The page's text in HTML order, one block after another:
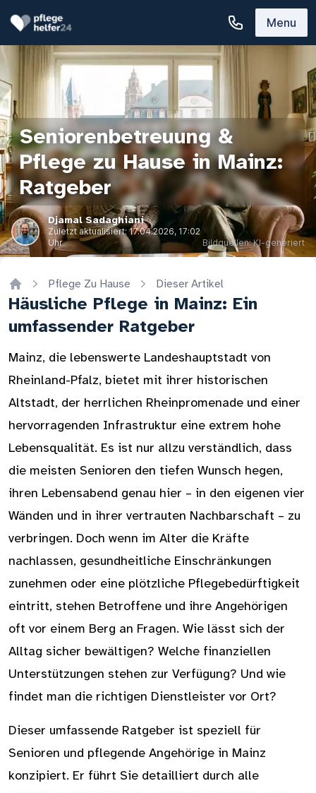
Menu
Seniorenbetreuung &
Pflege zu Hause in Mainz:
Ratgeber
Djamal Sadaghiani
Zuletzt aktualisiert:17.04.2026, 17:02
Uhr
Bildquellen: KI-generiert
Home
Pflege Zu Hause Dieser Artikel
Häusliche Pflege in Mainz: Ein
umfassender Ratgeber
Mainz, die lebenswerte Landeshauptstadt von
Rheinland-Pfalz, bietet mit ihrer historischen
Altstadt, der herrlichen Rheinpromenade und einer
hervorragenden Infrastruktur eine extrem hohe
Lebensqualität. Es ist nur allzu verständlich, dass
die meisten Senioren den tiefen Wunsch hegen,
ihren Lebensabend genau hier – in den eigenen vier
Wänden und in ihrer vertrauten Nachbarschaft – zu
verbringen. Doch wenn im Alter die Kräfte
nachlassen, gesundheitliche Einschränkungen
zunehmen oder eine plötzliche Pflegebedürftigkeit
eintritt, stehen Betroffene und ihre Angehörigen
oft vor einem Berg an Fragen. Wie lässt sich der
Alltag sicher bewältigen? Welche finanziellen
Unterstützungen stehen zur Verfügung? Und wie
findet man die richtigen Dienstleister vor Ort?
Dieser umfassende Ratgeber ist speziell für
Senioren und pflegende Angehörige in Mainz
konzipiert. Er führt Sie detailliert durch alle